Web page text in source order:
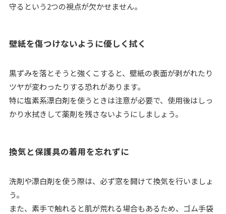
守るという2つの視点が欠かせません。
壁紙を傷つけないように優しく拭く
黒ずみを落とそうと強くこすると、壁紙の表面が剥がれたり
ツヤが変わったりする恐れがあります。
特に塩素系漂白剤を使うときは注意が必要で、使用後はしっ
かり水拭きして薬剤を残さないようにしましょう。
換気と保護具の着用を忘れずに
洗剤や漂白剤を使う際は、必ず窓を開けて換気を行いましょ
う。
また、素手で触れると肌が荒れる場合もあるため、ゴム手袋